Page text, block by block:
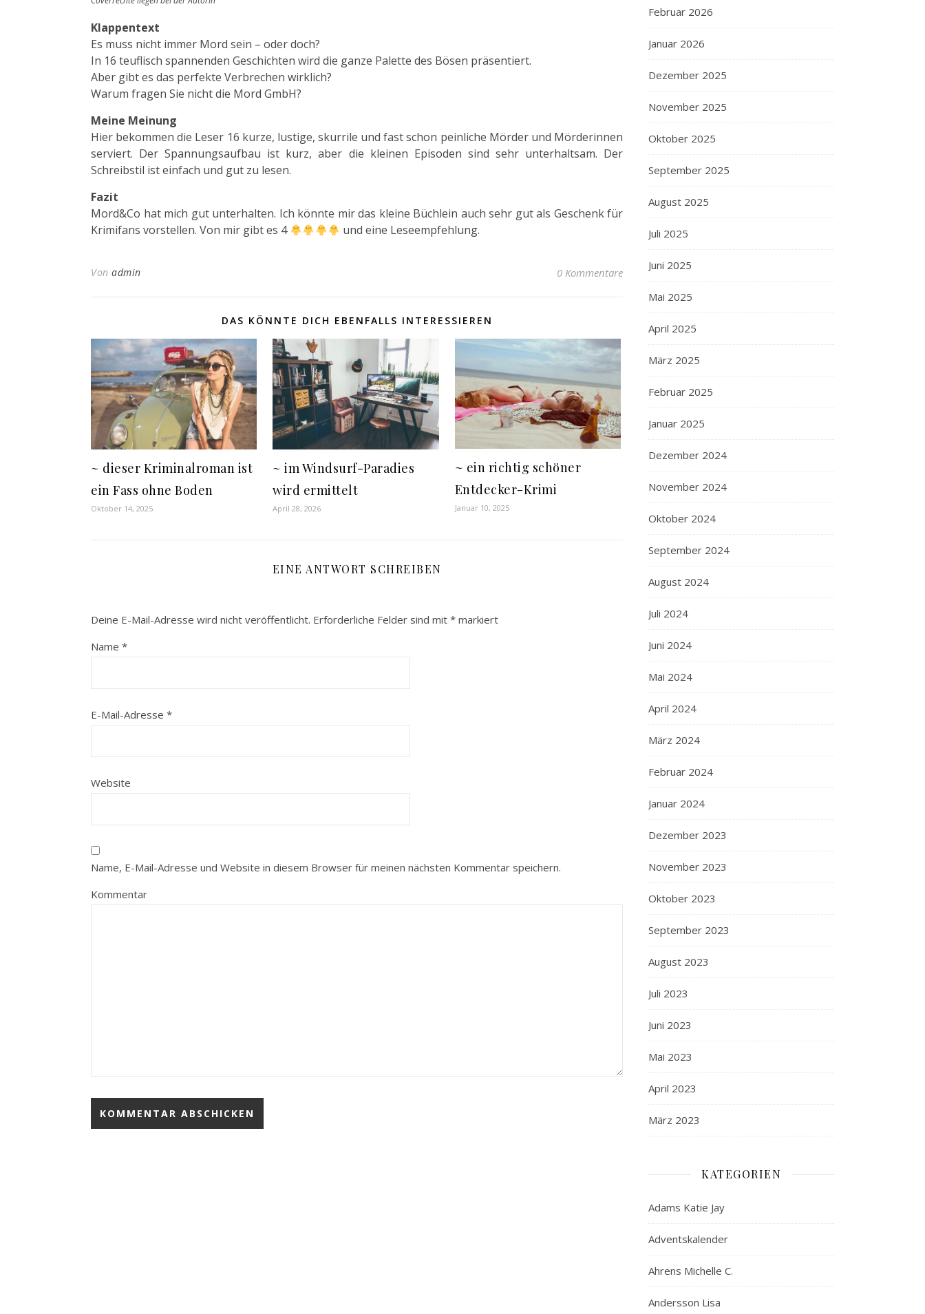
Klappentext
Es muss nicht immer Mord sein – oder doch?
In 16 teuflisch spannenden Geschichten wird die ganze Palette des Bösen präsentiert.
Aber gibt es das perfekte Verbrechen wirklich?
Warum fragen Sie nicht die Mord GmbH?
Meine Meinung
Hier bekommen die Leser 16 kurze, lustige, skurrile und fast schon peinliche Mörder und Mörderinnen
serviert. Der Spannungsaufbau ist kurz, aber die kleinen Episoden sind sehr unterhaltsam. Der
Schreibstil ist einfach und gut zu lesen.
Fazit
Mord&Co hat mich gut unterhalten. Ich könnte mir das kleine Büchlein auch sehr gut als Geschenk für
Krimifans vorstellen. Von mir gibt es 4
und eine Leseempfehlung.
Von admin 0 Kommentare
DAS KÖNNTE DICH EBENFALLS INTERESSIEREN
~ dieser Kriminalroman ist
ein Fass ohne Boden
Oktober 14, 2025
~ im Windsurf-Paradies
wird ermittelt
April 28, 2026
~ ein richtig schöner
Entdecker-Krimi
Januar 10, 2025
EINE ANTWORT SCHREIBEN
Deine E-Mail-Adresse wird nicht veröffentlicht. Erforderliche Felder sind mit * markiert
Name *
E-Mail-Adresse *
Website
Name, E-Mail-Adresse und Website in diesem Browser für meinen nächsten Kommentar speichern.
Kommentar
Februar 2026
Januar 2026
Dezember 2025
November 2025
Oktober 2025
September 2025
August 2025
Juli 2025
Juni 2025
Mai 2025
April 2025
März 2025
Februar 2025
Januar 2025
Dezember 2024
November 2024
Oktober 2024
September 2024
August 2024
Juli 2024
Juni 2024
Mai 2024
April 2024
März 2024
Februar 2024
Januar 2024
Dezember 2023
November 2023
Oktober 2023
September 2023
August 2023
Juli 2023
Juni 2023
Mai 2023
April 2023
März 2023
KATEGORIEN
Adams Katie Jay
Adventskalender
Ahrens Michelle C.
Andersson Lisa